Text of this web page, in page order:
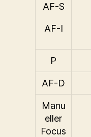
AF-S
AF-I
P
AF-D
Manu
eller
Focus